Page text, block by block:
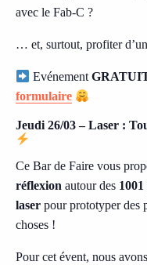
avec le Fab-C ?
… et, surtout, profiter
Evénement
formulaire
Jeudi 26/03 – Laser :
Ce Bar de Faire vous
réflexion autour des
laser pour prototyper des
choses !
Pour cet évent, nous